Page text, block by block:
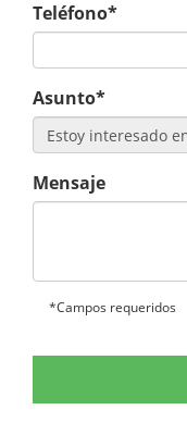
Teléfono*
Asunto*
Mensaje
*Campos requeridos